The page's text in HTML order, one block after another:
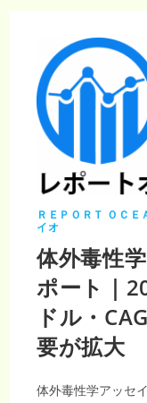
ＲＥＰＯＲＴ ＯＣＥ
イオ
体外毒性
ポート｜
ドル・
要が拡大
体外毒性学アッセ